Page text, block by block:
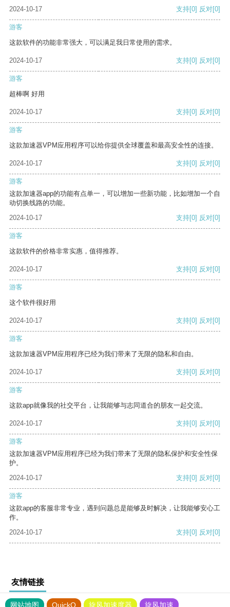
2024-10-17 支持[0] 反对[0]
游客
这款软件的功能非常强大，可以满足我日常使用的需求。
2024-10-17 支持[0] 反对[0]
游客
超棒啊 好用
2024-10-17 支持[0] 反对[0]
游客
这款加速器VPM应用程序可以给你提供全球覆盖和最高安全性的连接。
2024-10-17 支持[0] 反对[0]
游客
这款加速器app的功能有点单一，可以增加一些新功能，比如增加一个自
动切换线路的功能。
2024-10-17
支持[0] 反对[0]
游客
这款软件的价格非常实惠，值得推荐。
2024-10-17 支持[0] 反对[0]
游客
这个软件很好用
2024-10-17 支持[0] 反对[0]
游客
这款加速器VPM应用程序已经为我们带来了无限的隐私和自由。
2024-10-17 支持[0] 反对[0]
游客
这款app就像我的社交平台，让我能够与志同道合的朋友一起交流。
2024-10-17 支持[0] 反对[0]
游客
这款加速器VPM应用程序已经为我们带来了无限的隐私保护和安全性保
护。
2024-10-17
支持[0] 反对[0]
游客
这款app的客服非常专业，遇到问题总是能够及时解决，让我能够安心工
作。
2024-10-17
支持[0] 反对[0]
友情链接
网站地图 QuickQ 旋风加速度器 旋风加速